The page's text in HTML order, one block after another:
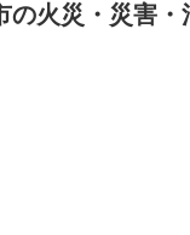
の火災・災害・